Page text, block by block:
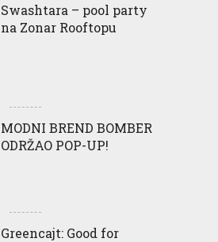
Swashtara – pool party
na Zonar Rooftopu
MODNI BREND BOMBER
ODRŽAO POP-UP!
Greencajt: Good for